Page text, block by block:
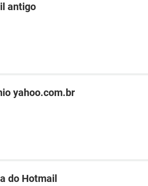
antigo
yahoo.com.br
do Hotmail